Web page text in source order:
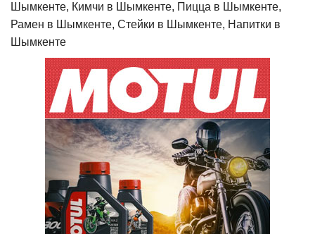
Шымкенте, Кимчи в Шымкенте, Пицца в Шымкенте,
Рамен в Шымкенте, Стейки в Шымкенте, Напитки в
Шымкенте